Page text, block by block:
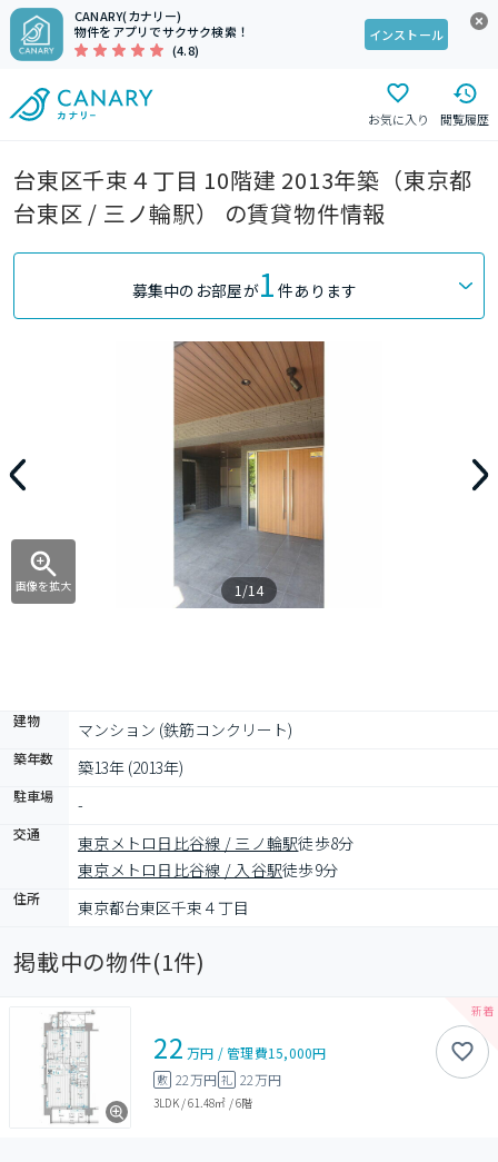
CANARY(カナリー)
物件をアプリでサクサク検索！
(4.8)
インストール
お気に入り 閲覧履歴
台東区千束４丁目 10階建 2013年築（東京都
台東区 / 三ノ輪駅） の賃貸物件情報
募集中のお部屋が1 件あります
画像を拡大 1/14
建物 マンション (鉄筋コンクリート)
築年数 築13年 (2013年)
駐車場 -
交通 東京メトロ日比谷線 / 三ノ輪駅徒歩8分
東京メトロ日比谷線 / 入谷駅徒歩9分
住所 東京都台東区千束４丁目
掲載中の物件(1件)
22 万円 /管理費15,000円
敷 22万円 礼 22万円
3LDK/61.48㎡ /6階